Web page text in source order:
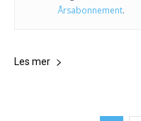
Årsabonnement.
Les mer